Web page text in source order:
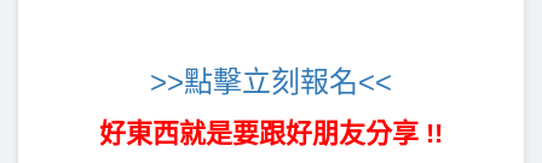
>>點擊立刻報名<<
好東西就是要跟好朋友分享 !!